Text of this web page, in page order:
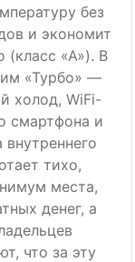
без
и экономит
(класс «А»). В
«Турбо» —
холод, WiFi-
смартфона и
тихо,
места,
денег, а
что за эту